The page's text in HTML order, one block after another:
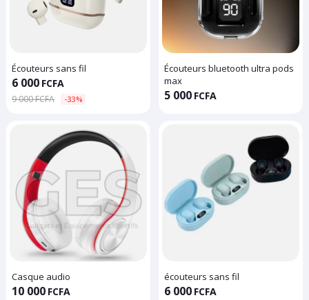
Écouteurs sans fil
6 000 FCFA
9 000 FCFA -33%
Écouteurs bluetooth ultra pods
max
5 000 FCFA
Casque audio
10 000 FCFA
écouteurs sans fil
6 000 FCFA